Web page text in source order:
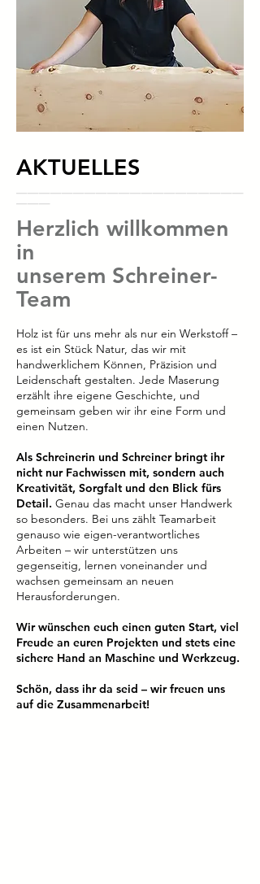
AKTUELLES
____________________
___
Herzlich willkommen
in
unserem Schreiner-
Team
Holz ist für uns mehr als nur ein Werkstoff –
es ist ein Stück Natur, das wir mit
handwerklichem Können, Präzision und
Leidenschaft gestalten. Jede Maserung
erzählt ihre eigene Geschichte, und
gemeinsam geben wir ihr eine Form und
einen Nutzen.
Als Schreinerin und Schreiner bringt ihr
nicht nur Fachwissen mit, sondern auch
Kreativität, Sorgfalt und den Blick fürs
Detail. Genau das macht unser Handwerk
so besonders. Bei uns zählt Teamarbeit
genauso wie eigen-verantwortliches
Arbeiten – wir unterstützen uns
gegenseitig, lernen voneinander und
wachsen gemeinsam an neuen
Herausforderungen.
Wir wünschen euch einen guten Start, viel
Freude an euren Projekten und stets eine
sichere Hand an Maschine und Werkzeug.
Schön, dass ihr da seid – wir freuen uns
auf die Zusammenarbeit!